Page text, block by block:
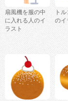
扇風機を服の中
に入れる人のイ
ラスト
ト
のイ